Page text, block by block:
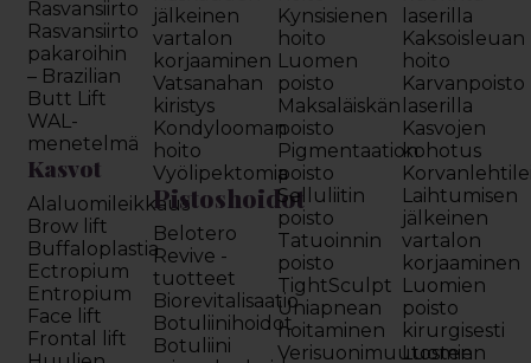
Rasvansiirto
Rasvansiirto
pakaroihin
– Brazilian
Butt Lift
WAL-
menetelmä
Kasvot
Alaluomileikkaus
Brow lift
Buffaloplastia
Ectropium
Entropium
Face lift
Frontal lift
jälkeinen
vartalon
korjaaminen
Vatsanahan
kiristys
Kondylooman
hoito
Vyölipektomia
Pistoshoidot
Belotero
Revive -
tuotteet
Biorevitalisaatio
Botuliinihoidot
Botuliini
Kynsisienen
hoito
Luomen
poisto
Maksaläiskän
poisto
Pigmentaation
poisto
Selluliitin
poisto
Tatuoinnin
poisto
TightSculpt
Uniapnean
hoitaminen
Verisuonimuutosten
laserilla
Kaksoisleuan
hoito
Karvanpoisto
laserilla
Kasvojen
kohotus
Laihtumisen
jälkeinen
vartalon
korjaaminen
Luomien
poisto
kirurgisesti
Luomien